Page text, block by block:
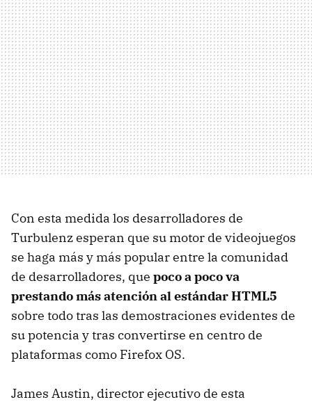
Con esta medida los desarrolladores de
Turbulenz esperan que su motor de videojuegos
se haga más y más popular entre la comunidad
de desarrolladores, que poco a poco va
prestando más atención al estándar HTML5
sobre todo tras las demostraciones evidentes de
su potencia y tras convertirse en centro de
plataformas como Firefox OS.
James Austin, director ejecutivo de esta